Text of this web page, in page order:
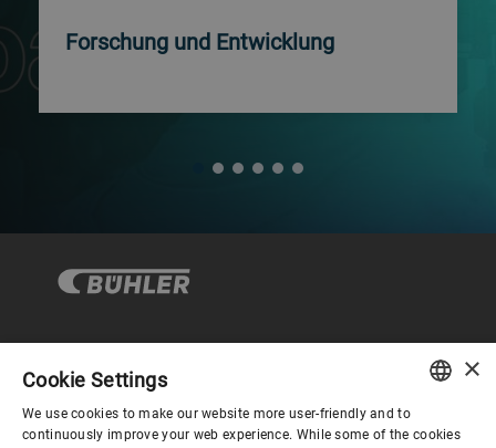
Forschung und Entwicklung
Corporate Governance
ENGLISH
×
Cookie Settings
We use cookies to make our website more user-friendly and to
continuously improve your web experience. While some of the cookies